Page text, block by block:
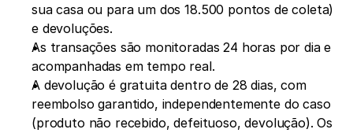
sua casa ou para um dos 18.500 pontos de coleta)
e devoluções.
As transações são monitoradas 24 horas por dia e
acompanhadas em tempo real.
A devolução é gratuita dentro de 28 dias, com
reembolso garantido, independentemente do caso
(produto não recebido, defeituoso, devolução). Os